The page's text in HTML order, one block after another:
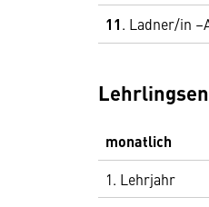
11. Ladner/in
monatlich
1. Lehrjahr